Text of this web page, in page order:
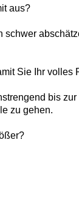
aus?
schwer
Sie Ihr volles
bis zur
zu gehen.